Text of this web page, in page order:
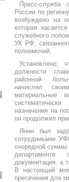
Пресс-служба
России по
возбуждено на
которая
служебного
УК РФ,
полномочий.
Установлено,
должности
районной
начислял
материальные
назначения на
он продолжил
Янин был
сотрудниками
очередной суммы
департаменте
документация, а
В настоящий
пресечения для